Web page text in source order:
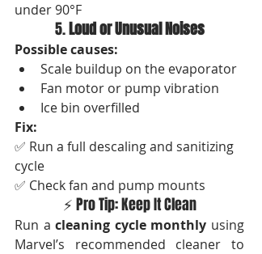
under 90°F
5. Loud or Unusual Noises
Possible causes:
Scale buildup on the evaporator
Fan motor or pump vibration
Ice bin overfilled
Fix:
✅ Run a full descaling and sanitizing
cycle
✅ Check fan and pump mounts
⚡ Pro Tip: Keep It Clean
Run a cleaning cycle monthly using
Marvel’s recommended cleaner to